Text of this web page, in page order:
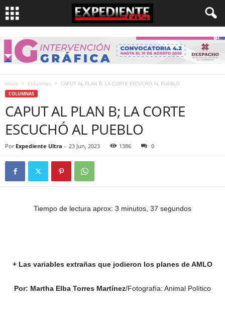
Inicio Columnas CAPUT AL PLAN B; LA CORTE ESCUCHÓ AL PUEBLO
COLUMNAS
CAPUT AL PLAN B; LA CORTE
ESCUCHÓ AL PUEBLO
Por Expediente Ultra - 23 Jun, 2023 1386 0
Tiempo de lectura aprox: 3 minutos, 37 segundos
+ Las variables extrañas que jodieron los planes de AMLO
Por: Martha Elba Torres Martínez/Fotografía: Animal Político